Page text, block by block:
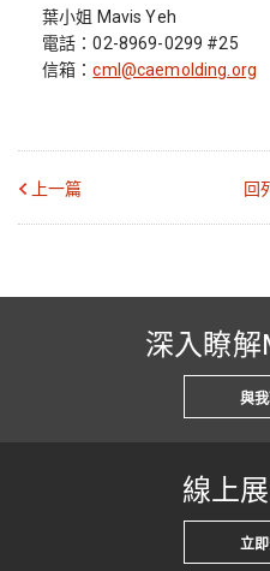
葉小姐 Mavis Yeh
電話：02-8969-0299 #25
信箱：cml@caemolding.org
上一篇 回
深入瞭解
與
線上
立